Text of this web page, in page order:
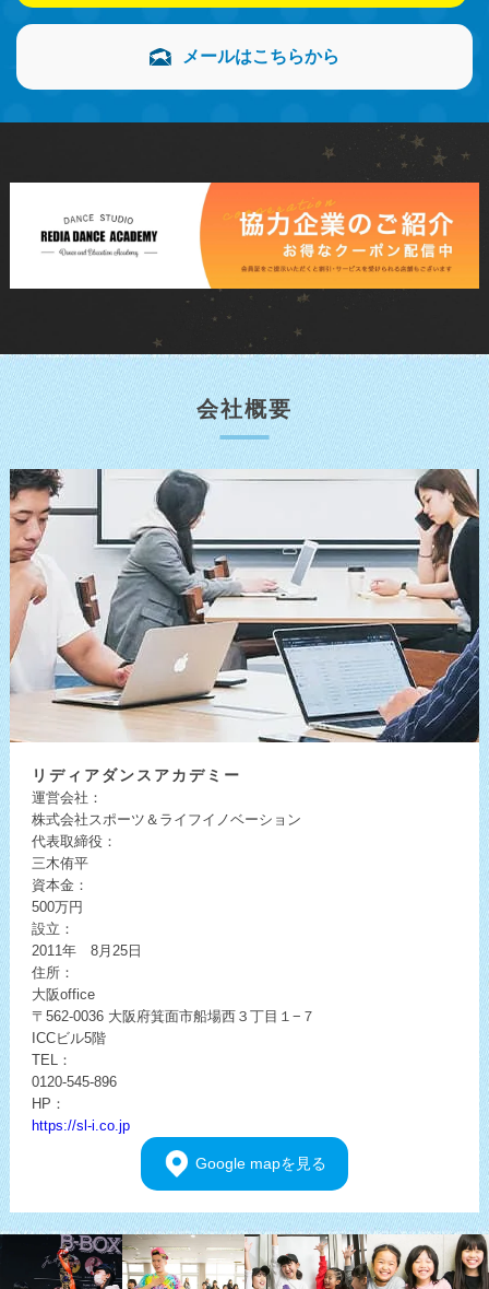
メールはこちらから
会社概要
リディアダンスアカデミー
運営会社：
株式会社スポーツ＆ライフイノベーション
代表取締役：
三木侑平
資本金：
500万円
設立：
2011年 8月25日
住所：
大阪office
〒562-0036 大阪府箕面市船場西３丁目１−７
ICCビル5階
TEL：
0120-545-896
HP：
https://sl-i.co.jp
Google mapを見る